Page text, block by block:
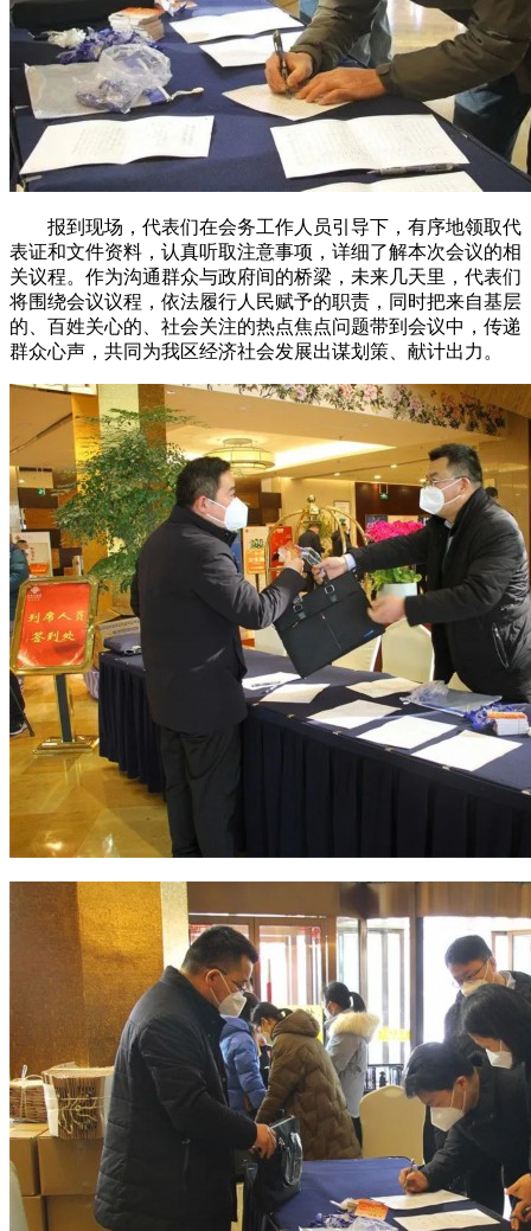
报到现场，代表们在会务工作人员引导下，有序地领取代
表证和文件资料，认真听取注意事项，详细了解本次会议的相
关议程。作为沟通群众与政府间的桥梁，未来几天里，代表们
将围绕会议议程，依法履行人民赋予的职责，同时把来自基层
的、百姓关心的、社会关注的热点焦点问题带到会议中，传递
群众心声，共同为我区经济社会发展出谋划策、献计出力。